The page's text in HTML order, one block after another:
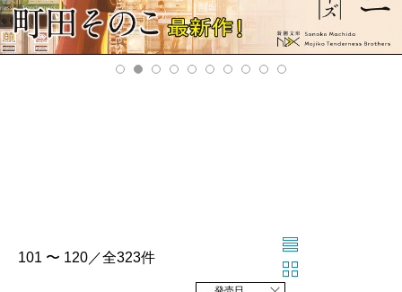
v
xt
101 〜 120／全323件